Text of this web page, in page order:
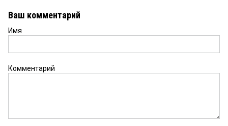
Ваш комментарий
Имя
Комментарий